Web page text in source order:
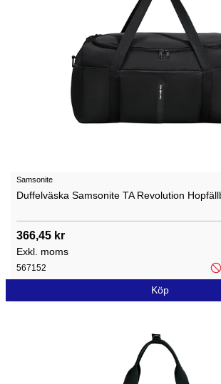
Samsonite
Duffelväska Samsonite TA Revolution
366,45 kr
Exkl. moms
567152
Köp